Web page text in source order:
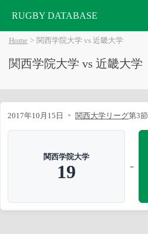
RUGBY DATABASE
Home 関西学院大学 vs 近畿大学
関西学院大学 vs 近畿大学
2017年10月15日 関西大学リーグ第3節
関西学院大学
19 -